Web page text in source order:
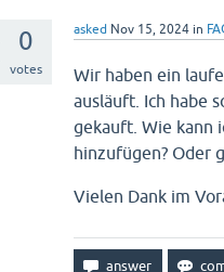
0
votes
asked Nov 15, 2024 in
Wir haben ein
ausläuft. Ich habe
gekauft. Wie kann
hinzufügen? Oder
Vielen Dank im